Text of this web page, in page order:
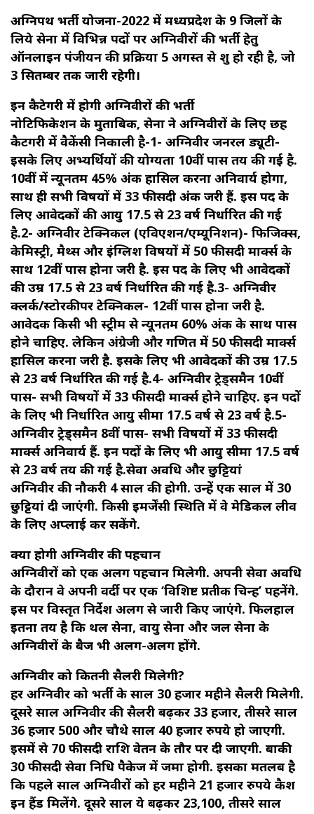
अग्निपथ भर्ती योजना-2022 में मध्यप्रदेश के 9 जिलों के
लिये सेना में विभिन्न पदों पर अग्निवीरों की भर्ती हेतु
ऑनलाइन पंजीयन की प्रक्रिया 5 अगस्त से शुरू हो रही है, जो
3 सितम्बर तक जारी रहेगी।
इन कैटेगरी में होगी अग्निवीरों की भर्ती
नोटिफिकेशन के मुताबिक, सेना ने अग्निवीरों के लिए छह
कैटगरी में वैकेंसी निकाली है-1- अग्निवीर जनरल ड्यूटी-
इसके लिए अभ्यर्थियों की योग्यता 10वीं पास तय की गई है.
10वीं में न्‍यूनतम 45% अंक हासिल करना अनिवार्य होगा,
साथ ही सभी विषयों में 33 फीसदी अंक जरूरी हैं. इस पद के
लिए आवेदकों की आयु 17.5 से 23 वर्ष निर्धारित की गई
है.2- अग्निवीर टेक्निकल (एविएशन/एम्‍यूनिशन)- फिजिक्‍स,
केमिस्‍ट्री, मैथ्‍स और इंग्लिश विषयों में 50 फीसदी मार्क्स के
साथ 12वीं पास होना जरूरी है. इस पद के लिए भी आवेदकों
की उम्र 17.5 से 23 वर्ष निर्धारित की गई है.3- अग्निवीर
क्‍लर्क/स्‍टोरकीपर टेक्निकल- 12वीं पास होना जरूरी है.
आवेदक किसी भी स्‍ट्रीम से न्‍यूनतम 60% अंक के साथ पास
होने चाहिए. लेकिन अंग्रेजी और गणित में 50 फीसदी मार्क्स
हासिल करना जरूरी है. इसके लिए भी आवेदकों की उम्र 17.5
से 23 वर्ष निर्धारित की गई है.4- अग्निवीर ट्रेड्समैन 10वीं
पास- सभी विषयों में 33 फीसदी मार्क्स होने चाहिए. इन पदों
के लिए भी निर्धारित आयु सीमा 17.5 वर्ष से 23 वर्ष है.5-
अग्निवीर ट्रेड्समैन 8वीं पास- सभी विषयों में 33 फीसदी
मार्क्स अनिवार्य हैं. इन पदों के लिए भी आयु सीमा 17.5 वर्ष
से 23 वर्ष तय की गई है.सेवा अवधि और छुट्टियां
अग्निवीर की नौकरी 4 साल की होगी. उन्हें एक साल में 30
छुट्टियां दी जाएंगी. किसी इमर्जेंसी स्थिति में वे मेडिकल लीव
के लिए अप्लाई कर सकेंगे.
क्या होगी अग्निवीर की पहचान
अग्निवीरों को एक अलग पहचान मिलेगी. अपनी सेवा अवधि
के दौरान वे अपनी वर्दी पर एक ‘विशिष्ट प्रतीक चिन्ह’ पहनेंगे.
इस पर विस्तृत निर्देश अलग से जारी किए जाएंगे. फिलहाल
इतना तय है कि थल सेना, वायु सेना और जल सेना के
अग्निवीरों के बैज भी अलग-अलग होंगे.
अग्निवीर को कितनी सैलरी मिलेगी?
हर अग्निवीर को भर्ती के साल 30 हजार महीने सैलरी मिलेगी.
दूसरे साल अग्निवीर की सैलरी बढ़कर 33 हजार, तीसरे साल
36 हजार 500 और चौथे साल 40 हजार रुपये हो जाएगी.
इसमें से 70 फीसदी राशि वेतन के तौर पर दी जाएगी. बाकी
30 फीसदी सेवा निधि पैकेज में जमा होगी. इसका मतलब है
कि पहले साल अग्निवीरों को हर महीने 21 हजार रुपये कैश
इन हैंड मिलेंगे. दूसरे साल ये बढ़कर 23,100, तीसरे साल